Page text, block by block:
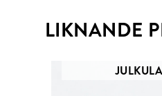
LIKNANDE